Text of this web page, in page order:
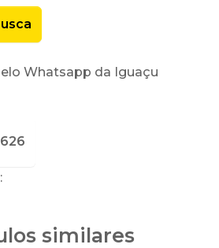
Whatsapp da Iguaçu
similares